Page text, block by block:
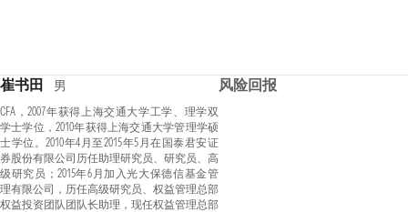
崔书田 男
CFA，2007年获得上海交通大学工学、理学双
学士学位，2010年获得上海交通大学管理学硕
士学位。2010年4月至2015年5月在国泰君安证
券股份有限公司历任助理研究员、研究员、高
级研究员；2015年6月加入光大保德信基金管
理有限公司，历任高级研究员、权益管理总部
权益投资团队团队长助理，现任权益管理总部
风险回报